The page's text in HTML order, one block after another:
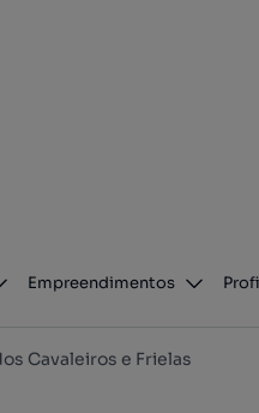
Empreendimentos
Cavaleiros e Frielas